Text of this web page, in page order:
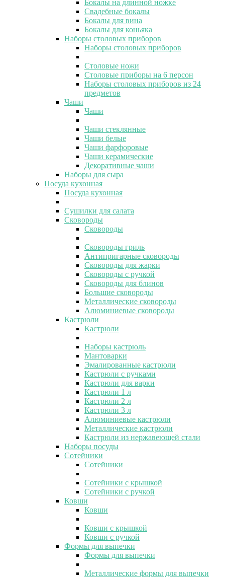
Бокалы на длинной ножке
Свадебные бокалы
Бокалы для вина
Бокалы для коньяка
Наборы столовых приборов
Наборы столовых приборов
Столовые ножи
Столовые приборы на 6 персон
Наборы столовых приборов из 24
предметов
Чаши
Чаши
Чаши стеклянные
Чаши белые
Чаши фарфоровые
Чаши керамические
Декоративные чаши
Наборы для сыра
Посуда кухонная
Посуда кухонная
Сушилки для салата
Сковороды
Сковороды
Сковороды гриль
Антипригарные сковороды
Сковороды для жарки
Сковороды с ручкой
Сковороды для блинов
Большие сковороды
Металлические сковороды
Алюминиевые сковороды
Кастрюли
Кастрюли
Наборы кастрюль
Мантоварки
Эмалированные кастрюли
Кастрюли с ручками
Кастрюли для варки
Кастрюли 1 л
Кастрюли 2 л
Кастрюли 3 л
Алюминиевые кастрюли
Металлические кастрюли
Кастрюли из нержавеющей стали
Наборы посуды
Сотейники
Сотейники
Сотейники с крышкой
Сотейники с ручкой
Ковши
Ковши
Ковши с крышкой
Ковши с ручкой
Формы для выпечки
Формы для выпечки
Металлические формы для выпечки